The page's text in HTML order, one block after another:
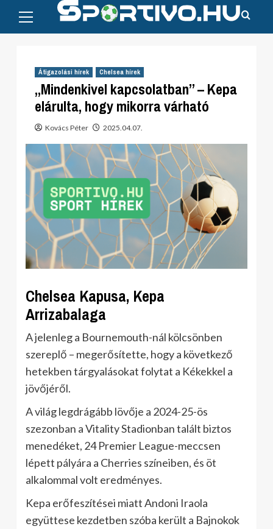
content
Menu
Átigazolási hírek Chelsea hírek
„Mindenkivel kapcsolatban” – Kepa
elárulta, hogy mikorra várható
Kovács Péter 2025.04.07.
Chelsea Kapusa, Kepa
Arrizabalaga
A jelenleg a Bournemouth-nál kölcsönben
szereplő – megerősítette, hogy a következő
hetekben tárgyalásokat folytat a Kékekkel a
jövőjéről.
A világ legdrágább lövője a 2024-25-ös
szezonban a Vitality Stadionban talált biztos
menedéket, 24 Premier League-meccsen
lépett pályára a Cherries színeiben, és öt
alkalommal volt eredményes.
Kepa erőfeszítései miatt Andoni Iraola
együttese kezdetben szóba került a Bajnokok